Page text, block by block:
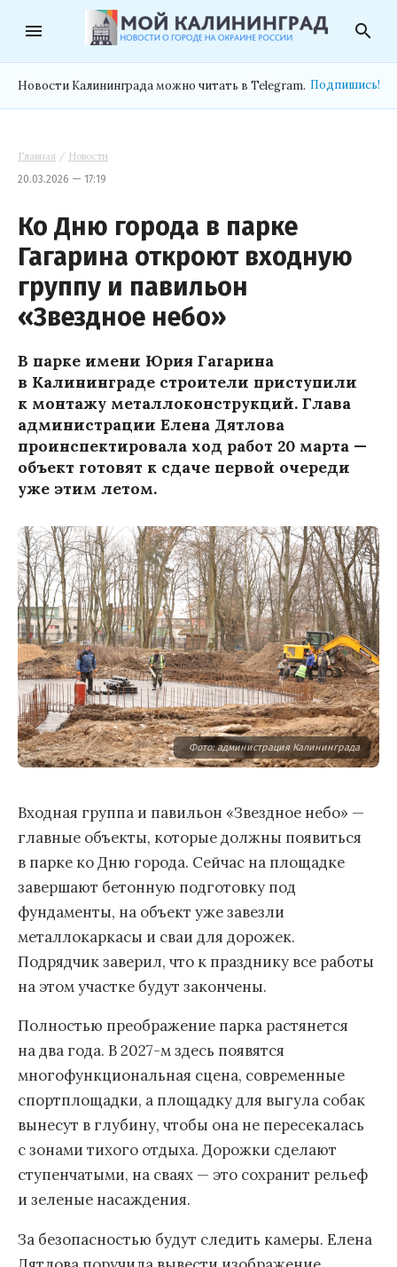
menu search
Новости Калининграда можно читать в Telegram. Подпишись!
Главная / Новости
20.03.2026 — 17:19
Ко Дню города в парке
Гагарина откроют входную
группу и павильон
«Звездное небо»
В парке имени Юрия Гагарина
в Калининграде строители приступили
к монтажу металлоконструкций. Глава
администрации Елена Дятлова
проинспектировала ход работ 20 марта —
объект готовят к сдаче первой очереди
уже этим летом.
Фото: администрация Калининграда
Входная группа и павильон «Звездное небо» —
главные объекты, которые должны появиться
в парке ко Дню города. Сейчас на площадке
завершают бетонную подготовку под
фундаменты, на объект уже завезли
металлокаркасы и сваи для дорожек.
Подрядчик заверил, что к празднику все работы
на этом участке будут закончены.
Полностью преображение парка растянется
на два года. В 2027-м здесь появятся
многофункциональная сцена, современные
спортплощадки, а площадку для выгула собак
вынесут в глубину, чтобы она не пересекалась
с зонами тихого отдыха. Дорожки сделают
ступенчатыми, на сваях — это сохранит рельеф
и зеленые насаждения.
За безопасностью будут следить камеры. Елена